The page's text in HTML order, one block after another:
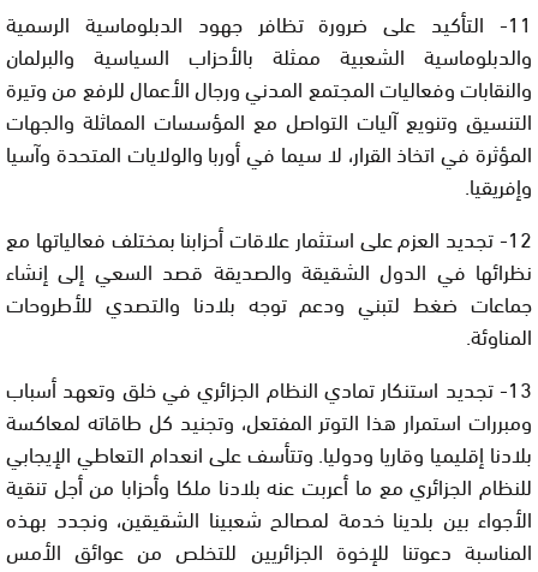
11- التأكيد على ضرورة تظافر جهود الدبلوماسية الرسمية
والدبلوماسية الشعبية ممثلة بالأحزاب السياسية والبرلمان
والنقابات وفعاليات المجتمع المدني ورجال الأعمال للرفع من وتيرة
التنسيق وتنويع آليات التواصل مع المؤسسات المماثلة والجهات
المؤثرة في اتخاذ القرار، لا سيما في أوربا والولايات المتحدة وآسيا
وإفريقيا.
12- تجديد العزم على استثمار علاقات أحزابنا بمختلف فعالياتها مع
نظرائها في الدول الشقيقة والصديقة قصد السعي إلى إنشاء
جماعات ضغط لتبني ودعم توجه بلادنا والتصدي للأطروحات
المناوئة.
13- تجديد استنكار تمادي النظام الجزائري في خلق وتعهد أسباب
ومبررات استمرار هذا التوتر المفتعل، وتجنيد كل طاقاته لمعاكسة
بلادنا إقليميا وقاريا ودوليا. وتتأسف على انعدام التعاطي الإيجابي
للنظام الجزائري مع ما أعربت عنه بلادنا ملكا وأحزابا من أجل تنقية
الأجواء بين بلدينا خدمة لمصالح شعبينا الشقيقين، ونجدد بهذه
المناسبة دعوتنا للإخوة الجزائريين للتخلص من عوائق الأمس